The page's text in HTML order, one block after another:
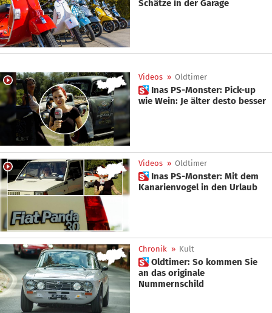
Schätze in der Garage
Videos » Oldtimer
 Inas PS-Monster: Pick-up
wie Wein: Je älter desto besser
Videos » Oldtimer
 Inas PS-Monster: Mit dem
Kanarienvogel in den Urlaub
Chronik » Kult
 Oldtimer: So kommen Sie
an das originale
Nummernschild